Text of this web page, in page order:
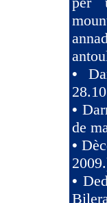
•
•
de
•
•